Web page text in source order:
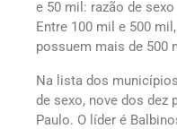
e 50 mil: razão de sexo
Entre 100 mil e 500
possuem mais de 500
Na lista dos
de sexo, nove dos dez
Paulo. O líder é